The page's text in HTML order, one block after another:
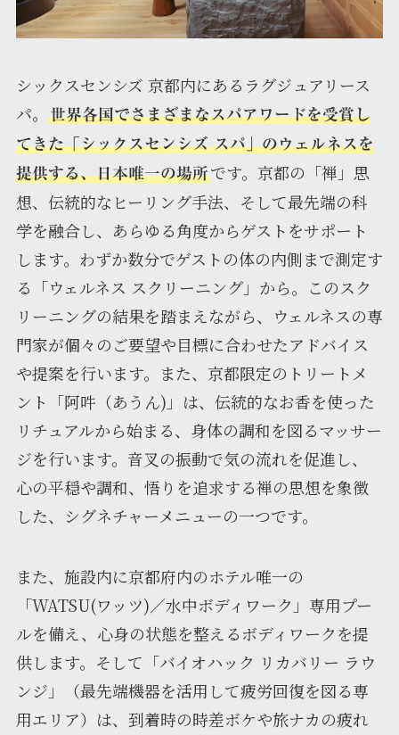
シックスセンシズ 京都内にあるラグジュアリース
パ。
世界各国でさまざまなスパアワードを受賞し
てきた「シックスセンシズ スパ」のウェルネスを
提供する、日本唯一の場所です。京都の「禅」思
想、伝統的なヒーリング手法、そして最先端の科
学を融合し、あらゆる角度からゲストをサポート
します。わずか数分でゲストの体の内側まで測定す
る「ウェルネス スクリーニング」から。このスク
リーニングの結果を踏まえながら、ウェルネスの専
門家が個々のご要望や目標に合わせたアドバイス
や提案を行います。また、京都限定のトリートメ
ント「阿吽（あうん)」は、伝統的なお香を使った
リチュアルから始まる、身体の調和を図るマッサー
ジを行います。音叉の振動で気の流れを促進し、
心の平穏や調和、悟りを追求する禅の思想を象徴
した、シグネチャーメニューの一つです。
また、施設内に京都府内のホテル唯一の
「WATSU(ワッツ)／水中ボディワーク」専用プー
ルを備え、心身の状態を整えるボディワークを提
供します。そして「バイオハック リカバリー ラウ
ンジ」（最先端機器を活用して疲労回復を図る専
用エリア）は、到着時の時差ボケや旅ナカの疲れ